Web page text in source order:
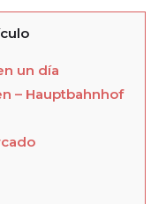
un día
– Hauptbahnhof